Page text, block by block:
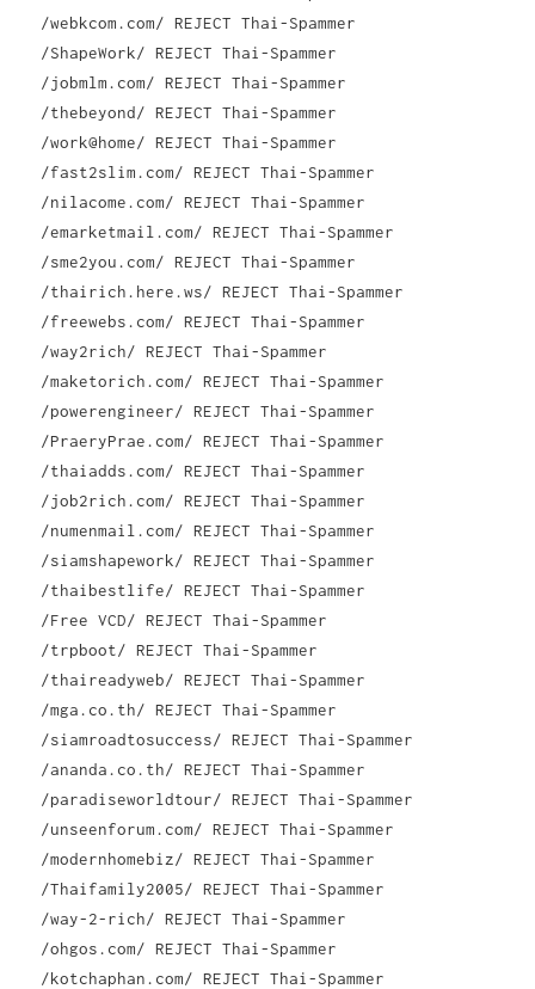
/webkcom.com/ REJECT Thai-Spammer
/ShapeWork/ REJECT Thai-Spammer
/jobmlm.com/ REJECT Thai-Spammer
/thebeyond/ REJECT Thai-Spammer
/work@home/ REJECT Thai-Spammer
/fast2slim.com/ REJECT Thai-Spammer
/nilacome.com/ REJECT Thai-Spammer
/emarketmail.com/ REJECT Thai-Spammer
/sme2you.com/ REJECT Thai-Spammer
/thairich.here.ws/ REJECT Thai-Spammer
/freewebs.com/ REJECT Thai-Spammer
/way2rich/ REJECT Thai-Spammer
/maketorich.com/ REJECT Thai-Spammer
/powerengineer/ REJECT Thai-Spammer
/PraeryPrae.com/ REJECT Thai-Spammer
/thaiadds.com/ REJECT Thai-Spammer
/job2rich.com/ REJECT Thai-Spammer
/numenmail.com/ REJECT Thai-Spammer
/siamshapework/ REJECT Thai-Spammer
/thaibestlife/ REJECT Thai-Spammer
/Free VCD/ REJECT Thai-Spammer
/trpboot/ REJECT Thai-Spammer
/thaireadyweb/ REJECT Thai-Spammer
/mga.co.th/ REJECT Thai-Spammer
/siamroadtosuccess/ REJECT Thai-Spammer
/ananda.co.th/ REJECT Thai-Spammer
/paradiseworldtour/ REJECT Thai-Spammer
/unseenforum.com/ REJECT Thai-Spammer
/modernhomebiz/ REJECT Thai-Spammer
/Thaifamily2005/ REJECT Thai-Spammer
/way-2-rich/ REJECT Thai-Spammer
/ohgos.com/ REJECT Thai-Spammer
/kotchaphan.com/ REJECT Thai-Spammer